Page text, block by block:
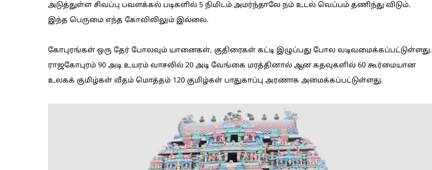
அடுத்துள்ள சிவப்பு பவளக்கல் படிகளில் 5 நிமிடம் அமர்ந்தாலே நம் உடல் வெப்பம் தணிந்து விடும்.
இந்த பெருமை எந்த கோவிலிலும் இல்லை.
கோபுரங்கள் ஒரு தேர் போலவும் யானைகள், குதிரைகள் கட்டி இழுப்பது போல வடிவமைக்கப்பட்டுள்ளது.
ராஜகோபுரம் 90 அடி உயரம் வாசலில் 20 அடி வேங்கை மரத்தினால் ஆன கதவுகளில் 60 கூர்மையான
உலகக் குமிழ்கள் வீதம் மொத்தம் 120 குமிழ்கள் பாதுகாப்பு அரணாக அமைக்கப்பட்டுள்ளது.